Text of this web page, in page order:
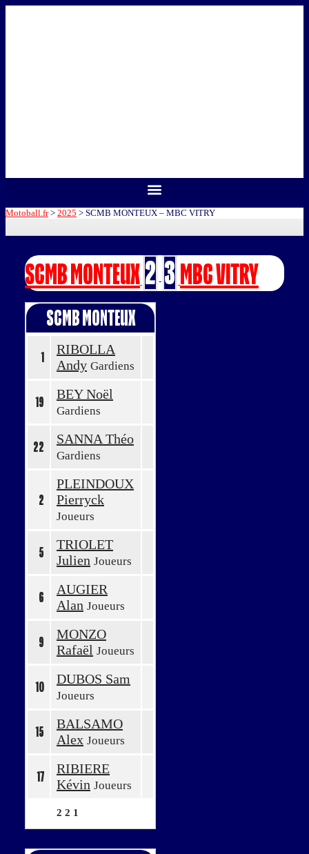
Motoball.fr> 2025 > SCMB MONTEUX – MBC VITRY
SCMB MONTEUX2 - 3 MBC VITRY
SCMB MONTEUX
1
RIBOLLA
Andy Gardiens
19
BEY Noël
Gardiens
22
SANNA Théo
Gardiens
2
PLEINDOUX
Pierryck
Joueurs
5
TRIOLET
Julien Joueurs
6
AUGIER
Alan Joueurs
9
MONZO
Rafaël Joueurs
10
DUBOS Sam
Joueurs
15
BALSAMO
Alex Joueurs
17
RIBIERE
Kévin Joueurs
2 2 1